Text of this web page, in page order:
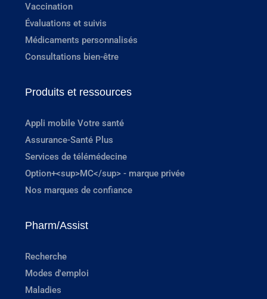
Vaccination
Évaluations et suivis
Médicaments personnalisés
Consultations bien-être
Produits et ressources
Appli mobile Votre santé
Assurance-Santé Plus
Services de télémédecine
Option+<sup>MC</sup> - marque privée
Nos marques de confiance
Pharm/Assist
Recherche
Modes d'emploi
Maladies